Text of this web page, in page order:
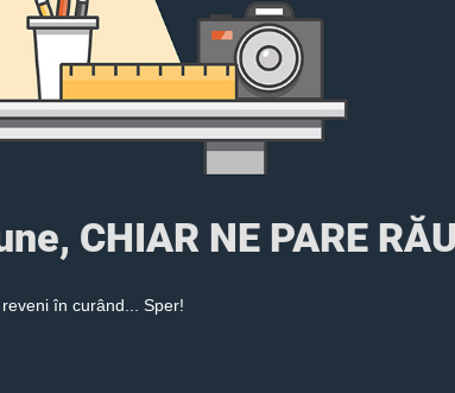
CHIAR NE PARE
în curând... Sper!